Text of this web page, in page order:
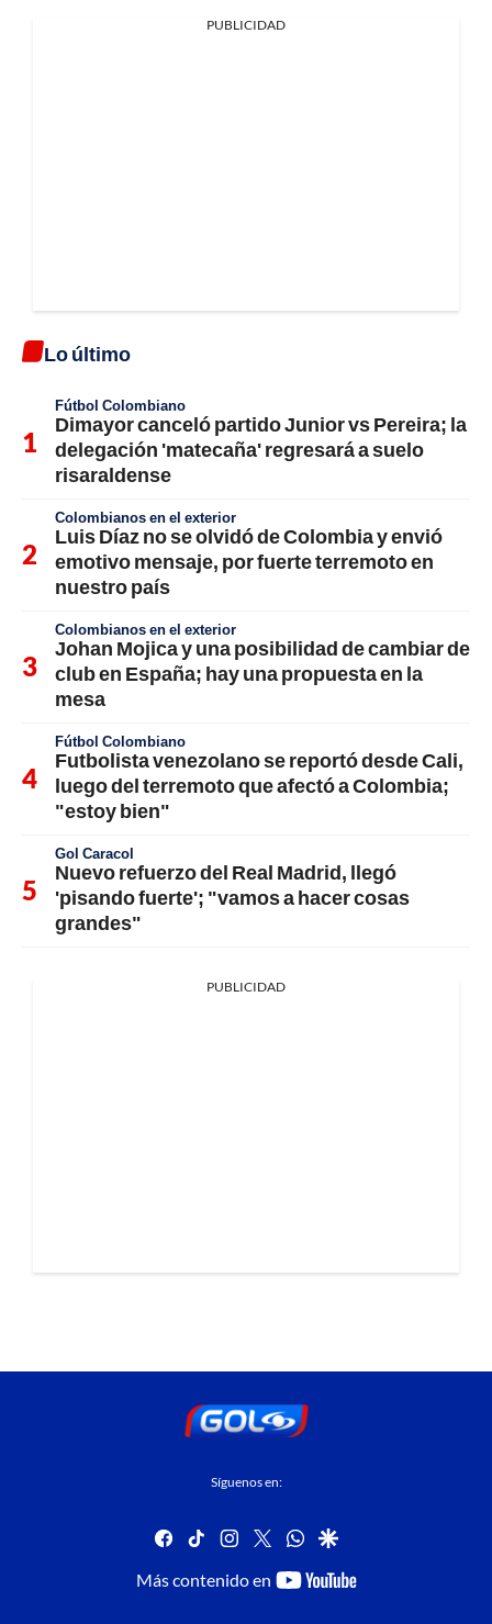
PUBLICIDAD
Lo último
Fútbol Colombiano
Dimayor canceló partido Junior vs Pereira; la
delegación 'matecaña' regresará a suelo
risaraldense
Colombianos en el exterior
Luis Díaz no se olvidó de Colombia y envió
emotivo mensaje, por fuerte terremoto en
nuestro país
Colombianos en el exterior
Johan Mojica y una posibilidad de cambiar de
club en España; hay una propuesta en la
mesa
Fútbol Colombiano
Futbolista venezolano se reportó desde Cali,
luego del terremoto que afectó a Colombia;
"estoy bien"
Gol Caracol
Nuevo refuerzo del Real Madrid, llegó
'pisando fuerte'; "vamos a hacer cosas
grandes"
PUBLICIDAD
Síguenos en:
facebook
tiktok instagram
twitterwhatsapp
google
Más contenido en
youtube-